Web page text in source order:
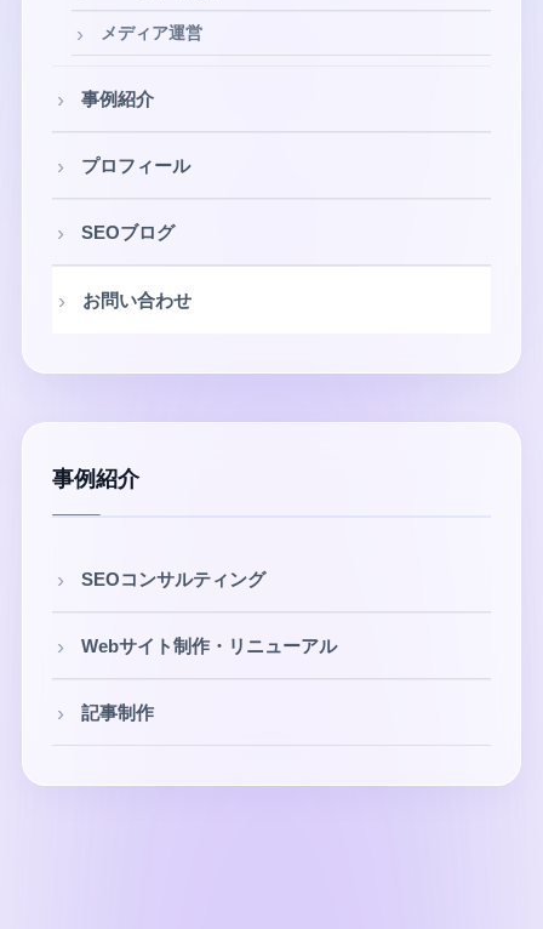
メディア運営
事例紹介
プロフィール
SEOブログ
お問い合わせ
事例紹介
SEOコンサルティング
Webサイト制作・リニューアル
記事制作